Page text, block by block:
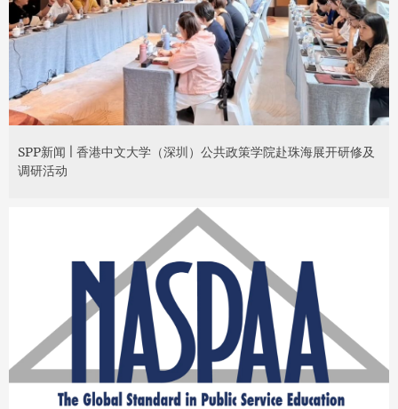
SPP新闻 | 香港中文大学（深圳）公共政策学院赴珠海展开研修及
调研活动